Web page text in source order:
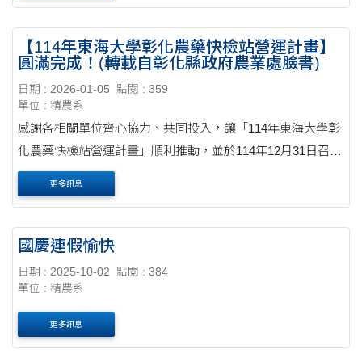
【114年東海大學彰化農藥快檢站營運計畫】
圓滿完成！(轉載自彰化縣政府農業處臉書)
日期 : 2026-01-05
點閱 : 359
單位 : 精農系
感謝各相關單位齊心協力、共同投入，讓「114年東海大學彰
化農藥快檢站營運計畫」順利推動，並於114年12月31日召開
期末會議，為今年度的執行成果畫下完美句點 本計畫在東海
大學專業團隊的協助下，結合縣府與各....
更多訊息
國慶連假愉快
日期 : 2025-10-02
點閱 : 384
單位 : 精農系
更多訊息